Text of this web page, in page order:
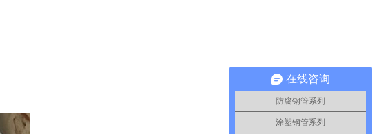
在线咨询
防腐钢管系列
涂塑钢管系列